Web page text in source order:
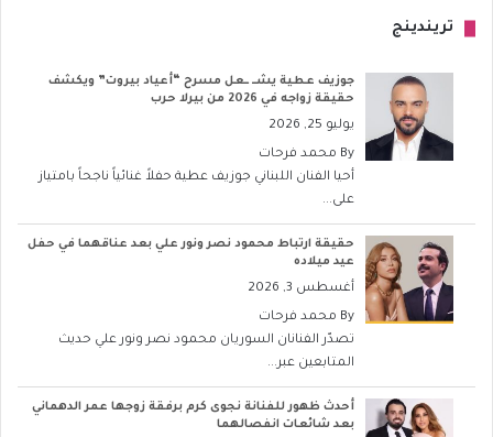
تريندينج
جوزيف عطية يشــ ــعل مسرح “أعياد بيروت” ويكشف
حقيقة زواجه في 2026 من بيرلا حرب
يوليو 25, 2026
By محمد فرحات
أحيا الفنان اللبناني جوزيف عطية حفلاً غنائياً ناجحاً بامتياز
على...
حقيقة ارتباط محمود نصر ونور علي بعد عناقهما في حفل
عيد ميلاده
أغسطس 3, 2026
By محمد فرحات
تصدّر الفنانان السوريان محمود نصر ونور علي حديث
المتابعين عبر...
أحدث ظهور للفنانة نجوى كرم برفقة زوجها عمر الدهماني
بعد شائعات انفصالهما